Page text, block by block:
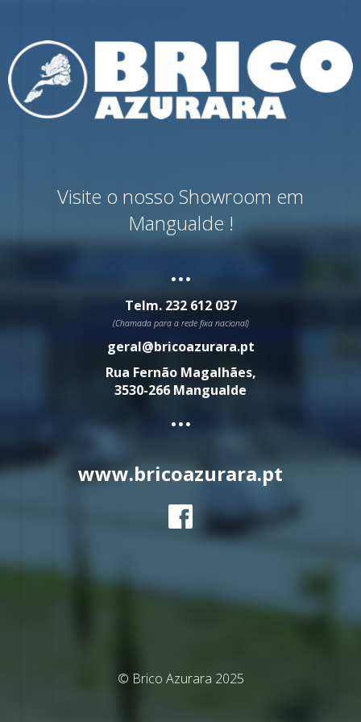
Visite o nosso Showroom em
Mangualde !
...
Telm. 232 612 037
(Chamada para a rede fixa nacional)
geral@bricoazurara.pt
Rua Fernão Magalhães,
3530-266 Mangualde
...
www.bricoazurara.pt
© Brico Azurara 2025